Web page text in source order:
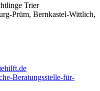
Trier
Prüm, Bernkastel-Wittlich,
Beratungsstelle-für-